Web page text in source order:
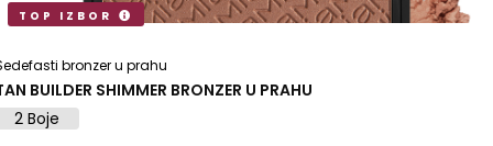
TOP IZBOR
bronzer u prahu
BUILDER SHIMMER BRONZER U PRAHU
2 Boje